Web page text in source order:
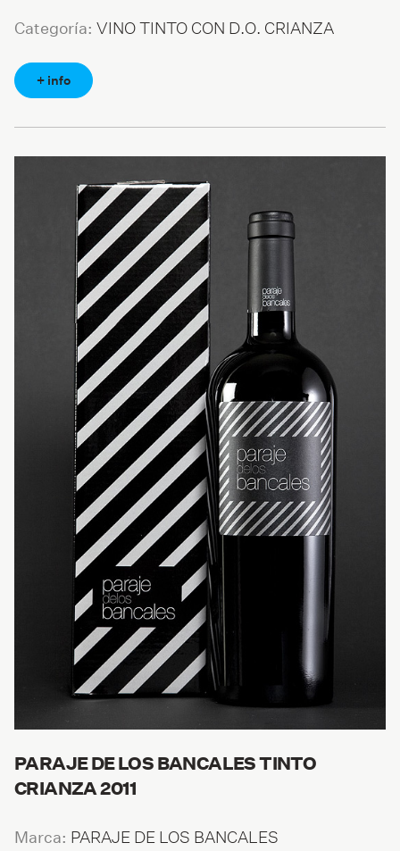
Categoría: VINO TINTO CON D.O. CRIANZA
+ info
PARAJE DE LOS BANCALES TINTO
CRIANZA 2011
Marca: PARAJE DE LOS BANCALES